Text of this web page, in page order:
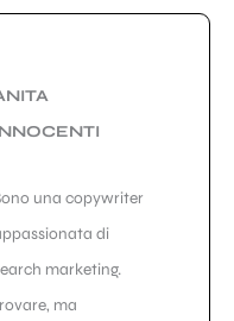
una copywriter
di
marketing.
ma